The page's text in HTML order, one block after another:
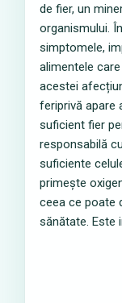
de fier, un
organismului.
simptomele,
alimentele
acestei
feriprivă apare
suficient fier
responsabilă
suficiente
primește
ceea ce poate
sănătate. Este